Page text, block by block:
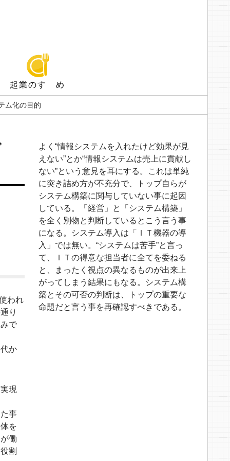
起業のすゝめ
ム化の目的
われ
り
で
か
現
事
を
働
割
よく“情報システムを入れたけど効果が見
えない”とか“情報システムは売上に貢献し
ない”という意見を耳にする。これは単純
に突き詰め方が不充分で、トップ自らが
システム構築に関与していない事に起因
している。「経営」と「システム構築」
を全く別物と判断しているとこう言う事
になる。システム導入は「ＩＴ機器の導
入」では無い。“システムは苦手”と言っ
て、ＩＴの得意な担当者に全てを委ねる
と、まったく視点の異なるものが出来上
がってしまう結果にもなる。システム構
築とその可否の判断は、トップの重要な
命題だと言う事を再確認すべきである。